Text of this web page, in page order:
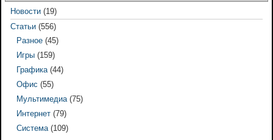
Новости (19)
Статьи (556)
Разное (45)
Игры (159)
Графика (44)
Офис (55)
Мультимедиа (75)
Интернет (79)
Система (109)